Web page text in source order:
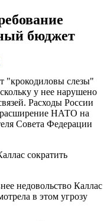
бюджет
"крокодиловы слезы"
у нее нарушено
Расходы России
расширение НАТО на
Совета Федерации
недовольство Каллас
в этом угрозу